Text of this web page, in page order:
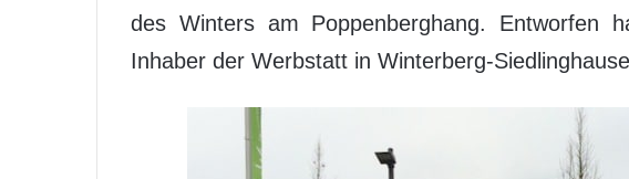
des Winters am Poppenberghang. Entworfen
Inhaber der Werbstatt in Winterberg-